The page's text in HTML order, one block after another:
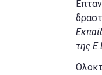
της